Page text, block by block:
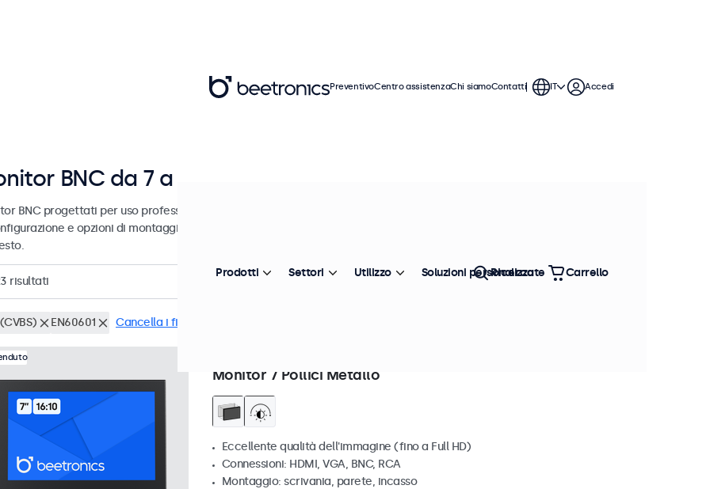
BNC da 7 a 32 pollici
BNC progettati per uso professionale e uso continuativo. Questi monitor BNC offrono ampie opzioni
e opzioni di montaggio versatili, consentendo loro di integrarsi perfettamente qualsiasi
risultati Più venduto
EN60601 Cancella i filtri
Monitor 7 Pollici Metallo
Eccellente qualità dell'immagine (fino a Full HD)
Connessioni: HDMI, VGA, BNC, RCA
Montaggio: scrivania, parete, incasso
PreventivoCentro assistenzaChi siamoContatti IT Accedi
Prodotti Settori Utilizzo Soluzioni personalizzate
Ricerca Carrello